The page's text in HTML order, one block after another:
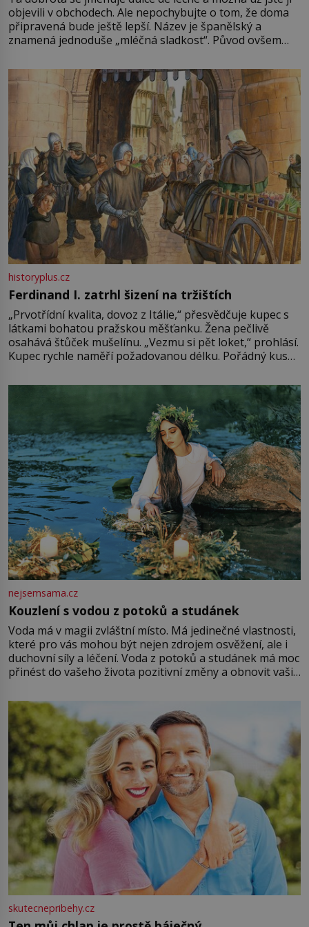
objevili v obchodech. Ale nepochybujte o tom, že doma
připravená bude ještě lepší. Název je španělský a
znamená jednoduše „mléčná sladkost“. Původ ovšem
pře hned několik latinskoamerických zemí a k tomu
Francie, kde se traduje,
historyplus.cz
Ferdinand I. zatrhl šizení na tržištích
„Prvotřídní kvalita, dovoz z Itálie,“ přesvědčuje kupec s
látkami bohatou pražskou měšťanku. Žena pečlivě
osahává štůček mušelínu. „Vezmu si pět loket,“ prohlásí.
Kupec rychle naměří požadovanou délku. Pořádný kus
milostpaní. Stačí jenom na sukni,“ zhodnotí švadlena
množství růžového mušelínu. „Ošidili vás, podívejte.“
nejsemsama.cz
Kouzlení s vodou z potoků a studánek
Voda má v magii zvláštní místo. Má jedinečné vlastnosti,
které pro vás mohou být nejen zdrojem osvěžení, ale i
duchovní síly a léčení. Voda z potoků a studánek má moc
přinést do vašeho života pozitivní změny a obnovit vaši
můžete obohatit své rituály a přinést do svého života
větší harmonii a klid. Je důležité
skutecnepribehy.cz